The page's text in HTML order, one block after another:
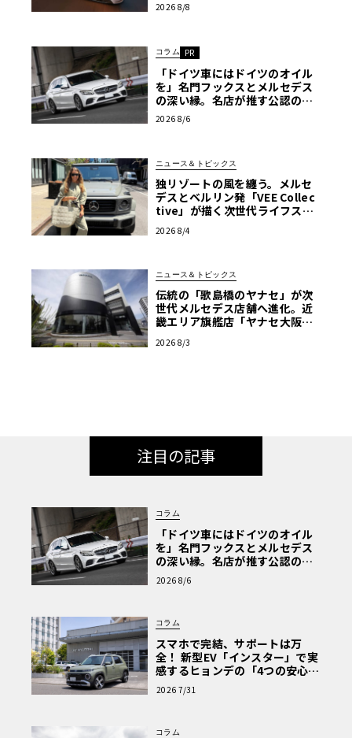
2026 8/8
コラム PR
「ドイツ車にはドイツのオイル
を」名門フックスとメルセデス
の深い縁。名店が推す公認の安
心と、Cクラスで味わうシルキー
な走り〈PR〉
2026 8/6
ニュース＆トピックス
独リゾートの風を纏う。メルセ
デスとベルリン発「VEE Collec
tive」が描く次世代ライフスタ
2026 8/4
ニュース＆トピックス
伝統の「歌島橋のヤナセ」が次
世代メルセデス店舗へ進化。近
畿エリア旗艦店「ヤナセ大阪支
2026 8/3
注目の記事
コラム
「ドイツ車にはドイツのオイル
を」名門フックスとメルセデス
の深い縁。名店が推す公認の安
心と、Cクラスで味わうシルキー
な走り〈PR〉
2026 8/6
コラム
スマホで完結、サポートは万
全！ 新型EV「インスター」で実
感するヒョンデの「4つの安心」
【第1回・ヒョンデ6つの疑問：
Why? Hyundai?】〈PR〉
2026 7/31
コラム